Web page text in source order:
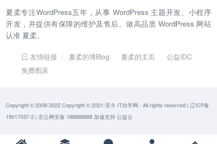
夏柔专注WordPress五年，从事 WordPress 主题开发、小程序
开发，并提供有保障的维护及售后。做高品质 WordPress 网站
认准 夏柔。
友情链接 夏柔的博Blog 夏柔的主页
公益IDC
免费图床
Copyright © 2009-2022 Copyright © 2021-至今 IT自学网 - All rights reserved | 辽ICP备
19017037-2 | 京公网安备 188888888加速支持公益云